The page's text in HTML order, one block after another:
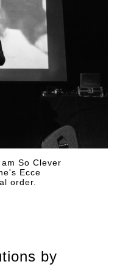
So Clever
Ecce
order.
by